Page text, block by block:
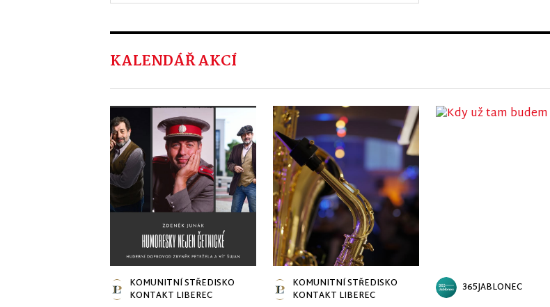
KALENDÁŘ AKCÍ
KOMUNITNÍ STŘEDISKO
KONTAKT LIBEREC
KOMUNITNÍ STŘEDISKO
KONTAKT LIBEREC
365JABLONEC